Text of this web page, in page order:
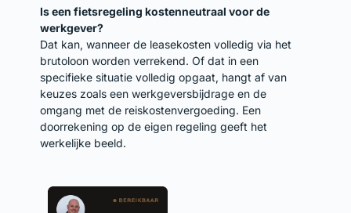
Is een fietsregeling kostenneutraal voor de
werkgever?
Dat kan, wanneer de leasekosten volledig via het
brutoloon worden verrekend. Of dat in een
specifieke situatie volledig opgaat, hangt af van
keuzes zoals een werkgeversbijdrage en de
omgang met de reiskostenvergoeding. Een
doorrekening op de eigen regeling geeft het
werkelijke beeld.